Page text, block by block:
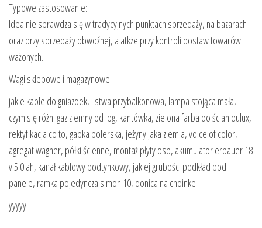
Typowe zastosowanie:
Idealnie sprawdza się w tradycyjnych punktach sprzedaży, na bazarach
oraz przy sprzedaży obwoźnej, a atkże przy kontroli dostaw towarów
ważonych.
Wagi sklepowe i magazynowe
jakie kable do gniazdek, listwa przybalkonowa, lampa stojąca mała,
czym się różni gaz ziemny od lpg, kantówka, zielona farba do ścian dulux,
rektyfikacja co to, gabka polerska, jeżyny jaka ziemia, voice of color,
agregat wagner, półki ścienne, montaż płyty osb, akumulator erbauer 18
v 5 0 ah, kanał kablowy podtynkowy, jakiej grubości podkład pod
panele, ramka pojedyncza simon 10, donica na choinke
yyyyy